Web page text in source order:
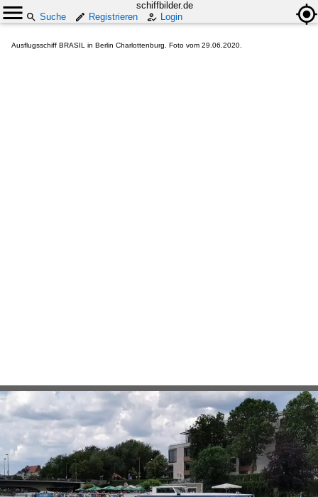
schiffbilder.de
Suche
Registrieren Login
Ausflugsschiff BRASIL in Berlin Charlottenburg. Foto vom 29.06.2020.